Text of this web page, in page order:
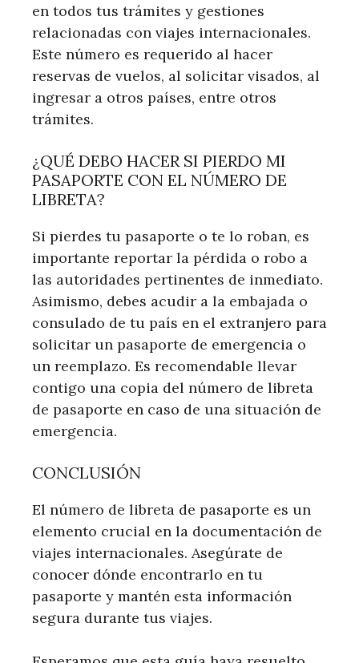
en todos tus trámites y gestiones
relacionadas con viajes internacionales.
Este número es requerido al hacer
reservas de vuelos, al solicitar visados, al
ingresar a otros países, entre otros
trámites.
¿QUÉ DEBO HACER SI PIERDO MI
PASAPORTE CON EL NÚMERO DE
LIBRETA?
Si pierdes tu pasaporte o te lo roban, es
importante reportar la pérdida o robo a
las autoridades pertinentes de inmediato.
Asimismo, debes acudir a la embajada o
consulado de tu país en el extranjero para
solicitar un pasaporte de emergencia o
un reemplazo. Es recomendable llevar
contigo una copia del número de libreta
de pasaporte en caso de una situación de
emergencia.
CONCLUSIÓN
El número de libreta de pasaporte es un
elemento crucial en la documentación de
viajes internacionales. Asegúrate de
conocer dónde encontrarlo en tu
pasaporte y mantén esta información
segura durante tus viajes.